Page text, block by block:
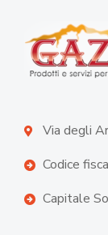
Via degli
Codice
Capitale